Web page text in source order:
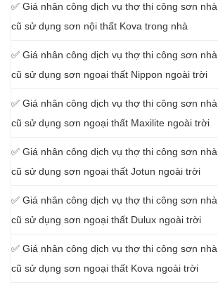
✅ Giá nhân công dịch vụ thợ thi công sơn nhà
cũ sử dụng sơn nội thất Kova trong nhà
✅ Giá nhân công dịch vụ thợ thi công sơn nhà
cũ sử dụng sơn ngoại thất Nippon ngoài trời
✅ Giá nhân công dịch vụ thợ thi công sơn nhà
cũ sử dụng sơn ngoại thất Maxilite ngoài trời
✅ Giá nhân công dịch vụ thợ thi công sơn nhà
cũ sử dụng sơn ngoại thất Jotun ngoài trời
✅ Giá nhân công dịch vụ thợ thi công sơn nhà
cũ sử dụng sơn ngoại thất Dulux ngoài trời
✅ Giá nhân công dịch vụ thợ thi công sơn nhà
cũ sử dụng sơn ngoại thất Kova ngoài trời